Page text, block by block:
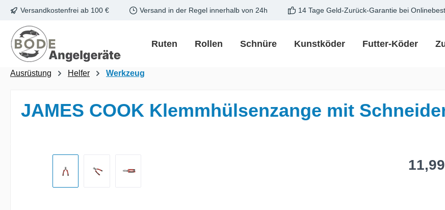
Hauptinhalt springen
Zur Suche springen
Zur Hauptnavigation springen
Versandkostenfrei ab 100 € Versand in der Regel innerhalb von 24h 14 Tage Geld-Zurück-Garantie bei
Ruten Rollen Schnüre Kunstköder Futter-Köder
Ausrüstung Helfer Werkzeug
JAMES COOK Klemmhülsenzange mit
Regulärer